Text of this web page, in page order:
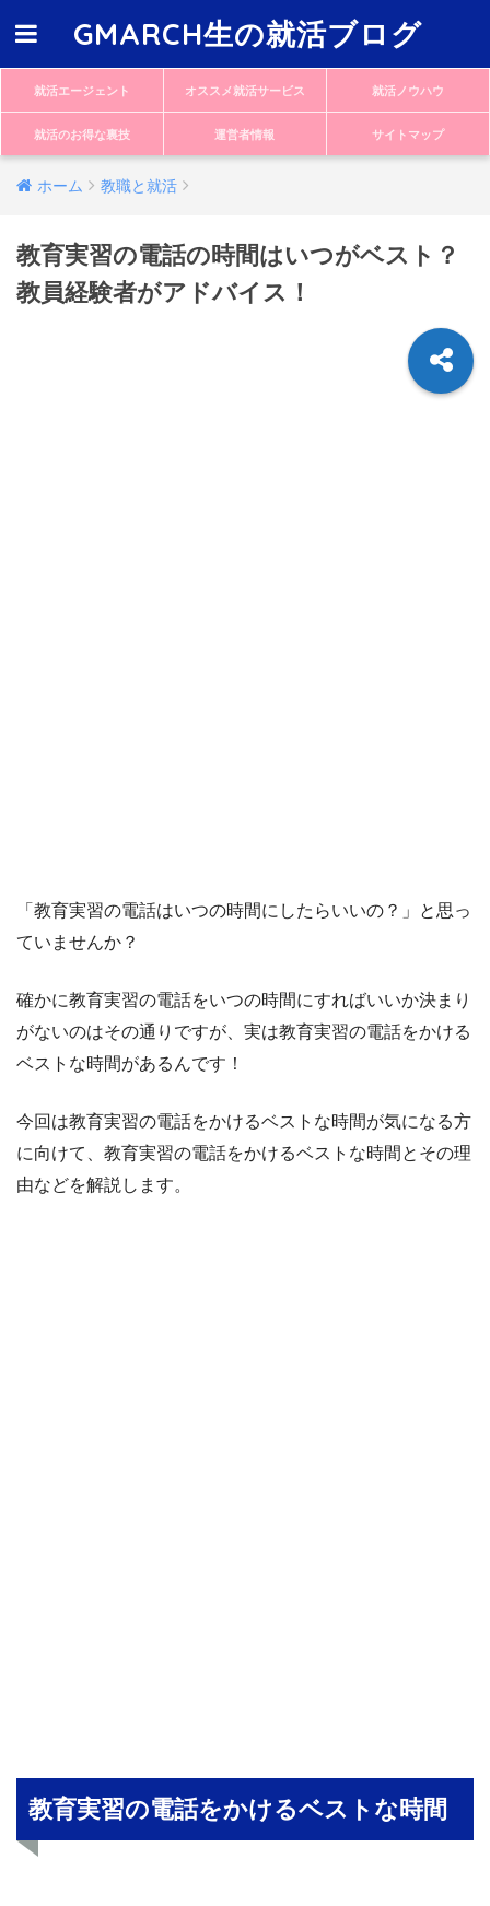
GMARCH生の就活ブログ
就活エージェント オススメ就活サービス 就活ノウハウ
就活のお得な裏技 運営者情報 サイトマップ
ホーム 教職と就活
教育実習の電話の時間はいつがベスト？
教員経験者がアドバイス！
「教育実習の電話はいつの時間にしたらいいの？」と思っ
ていませんか？
確かに教育実習の電話をいつの時間にすればいいか決まり
がないのはその通りですが、実は教育実習の電話をかける
ベストな時間があるんです！
今回は教育実習の電話をかけるベストな時間が気になる方
に向けて、教育実習の電話をかけるベストな時間とその理
由などを解説します。
教育実習の電話をかけるベストな時間